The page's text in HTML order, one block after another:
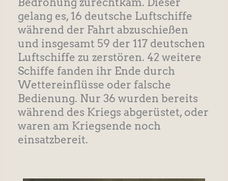
gelang es, 16 deutsche Luftschiffe
während der Fahrt abzuschießen
und insgesamt 59 der 117 deutschen
Luftschiffe zu zerstören. 42 weitere
Schiffe fanden ihr Ende durch
Wettereinflüsse oder falsche
Bedienung. Nur 36 wurden bereits
während des Kriegs abgerüstet, oder
waren am Kriegsende noch
einsatzbereit.